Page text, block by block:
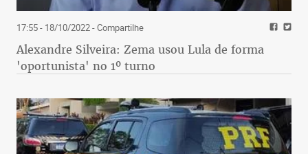
17:55 - 18/10/2022- Compartilhe
Alexandre Silveira: Zema usou Lula de forma
'oportunista' no 1º turno